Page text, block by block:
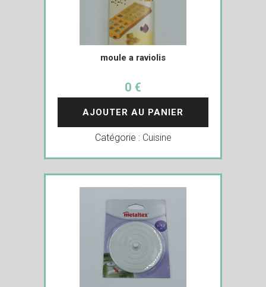
moule a raviolis
0 €
AJOUTER AU PANIER
Catégorie : Cuisine